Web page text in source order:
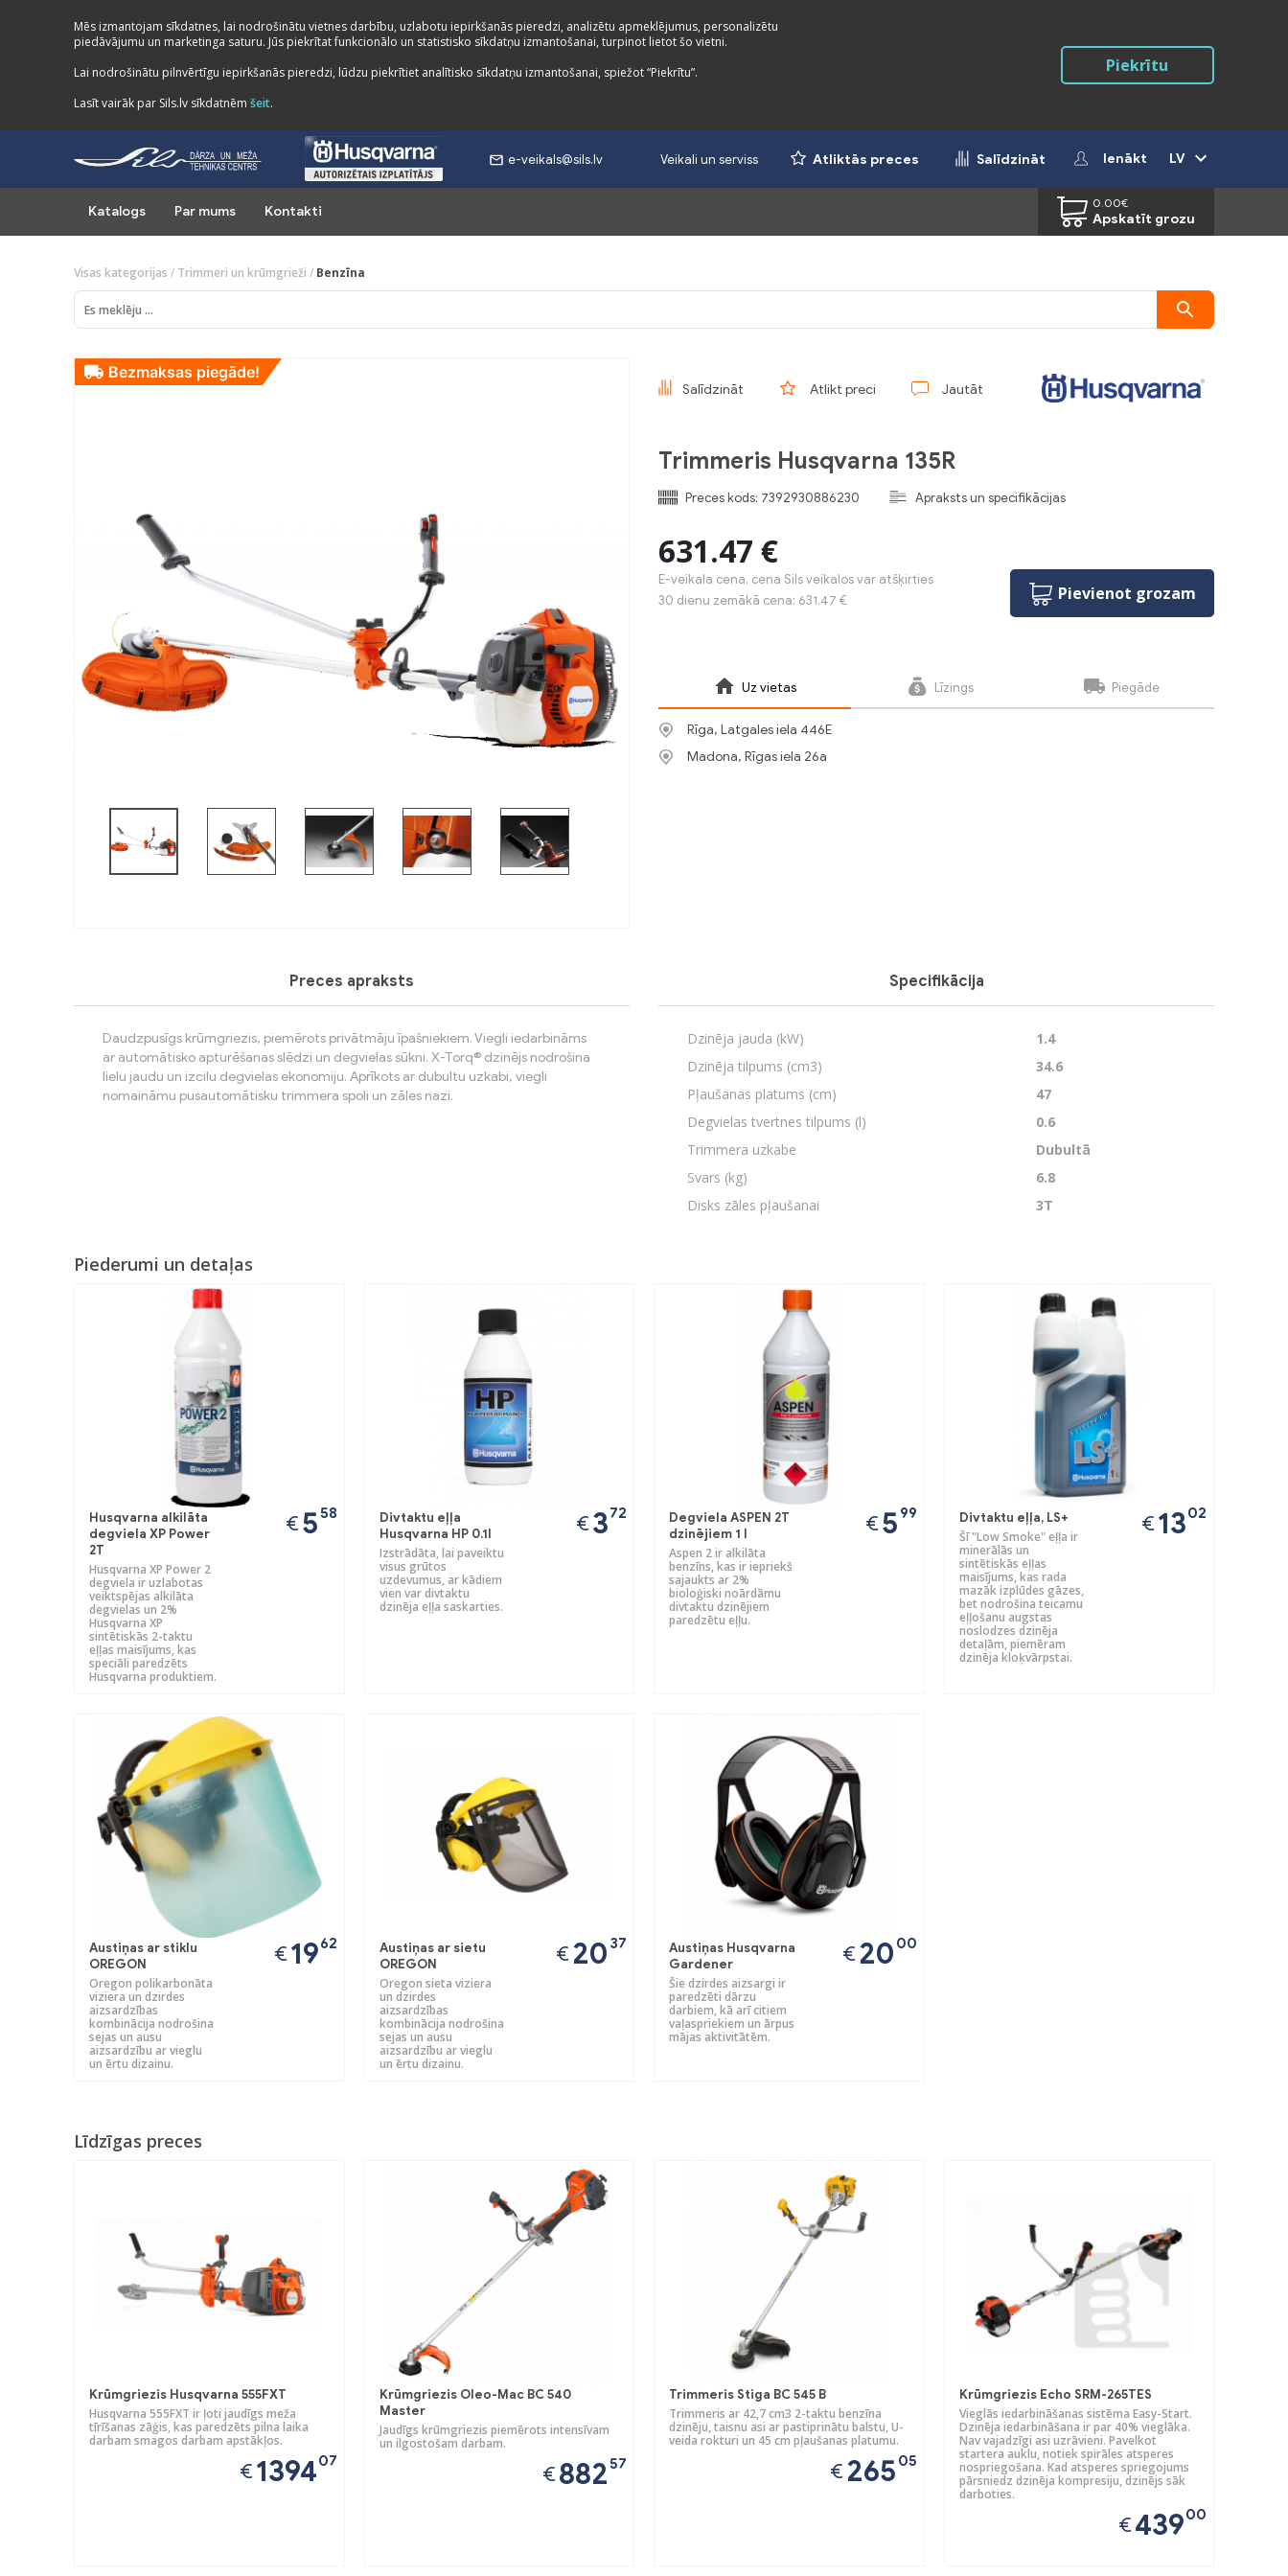
Mēs izmantojam sīkdatnes, lai nodrošinātu vietnes darbību, uzlabotu iepirkšanās pieredzi, analizētu apmeklējumus, personalizētu
piedāvājumu un marketinga saturu. Jūs piekrītat funkcionālo un statistisko sīkdatņu izmantošanai, turpinot lietot šo vietni.
Lai nodrošinātu pilnvērtīgu iepirkšanās pieredzi, lūdzu piekrītiet analītisko sīkdatņu izmantošanai, spiežot “Piekrītu”.
Lasīt vairāk par Sils.lv sīkdatnēm šeit.
Piekrītu
e-veikals@sils.lv Veikali un serviss Atliktās preces Salīdzināt Ienākt LV
Katalogs Par mums Kontakti
0.00€
Apskatīt grozu
Visas kategorijas / Trimmeri un krūmgrieži / Benzīna
Bezmaksas piegāde!
Next
Salīdzināt Atlikt preci Jautāt
Trimmeris Husqvarna 135R
Preces kods: 7392930886230 Apraksts un specifikācijas
631.47 €
E-veikala cena, cena Sils veikalos var atšķirties
30 dienu zemākā cena: 631.47 €
Pievienot grozam
Uz vietas Līzings Piegāde
Rīga, Latgales iela 446E
Madona, Rīgas iela 26a
Preces apraksts
Daudzpusīgs krūmgriezis, piemērots privātmāju īpašniekiem. Viegli iedarbināms
ar automātisko apturēšanas slēdzi un degvielas sūkni. X-Torq® dzinējs nodrošina
lielu jaudu un izcilu degvielas ekonomiju. Aprīkots ar dubultu uzkabi, viegli
nomaināmu pusautomātisku trimmera spoli un zāles nazi.
Specifikācija
Dzinēja jauda (kW)
1.4
Dzinēja tilpums (cm3)
34.6
Pļaušanas platums (cm)
47
Degvielas tvertnes tilpums (l)
0.6
Trimmera uzkabe
Dubultā
Svars (kg)
6.8
Disks zāles pļaušanai
3T
Piederumi un detaļas
Husqvarna alkilāta
degviela XP Power
2T
Husqvarna XP Power 2
degviela ir uzlabotas
veiktspējas alkilāta
degvielas un 2%
Husqvarna XP
sintētiskās 2-taktu
eļļas maisījums, kas
speciāli paredzēts
Husqvarna produktiem.
€558
Divtaktu eļļa
Husqvarna HP 0.1l
Izstrādāta, lai paveiktu
visus grūtos
uzdevumus, ar kādiem
vien var divtaktu
dzinēja eļļa saskarties.
€372
Degviela ASPEN 2T
dzinējiem 1 l
Aspen 2 ir alkilāta
benzīns, kas ir iepriekš
sajaukts ar 2%
bioloģiski noārdāmu
divtaktu dzinējiem
paredzētu eļļu.
€5 99
Divtaktu eļļa, LS+
Šī "Low Smoke" eļļa ir
minerālās un
sintētiskās eļļas
maisījums, kas rada
mazāk izplūdes gāzes,
bet nodrošina teicamu
eļļošanu augstas
noslodzes dzinēja
detaļām, piemēram
dzinēja kloķvārpstai.
€1302
Austiņas ar stiklu
OREGON
Oregon polikarbonāta
viziera un dzirdes
aizsardzības
kombinācija nodrošina
sejas un ausu
aizsardzību ar vieglu
un ērtu dizainu.
€1962
Austiņas ar sietu
OREGON
Oregon sieta viziera
un dzirdes
aizsardzības
kombinācija nodrošina
sejas un ausu
aizsardzību ar vieglu
un ērtu dizainu.
€20 37
Austiņas Husqvarna
Gardener
Šie dzirdes aizsargi ir
paredzēti dārzu
darbiem, kā arī citiem
vaļaspriekiem un ārpus
mājas aktivitātēm.
€ 20 00
Līdzīgas preces
Krūmgriezis Husqvarna 555FXT
Husqvarna 555FXT ir ļoti jaudīgs meža
tīrīšanas zāģis, kas paredzēts pilna laika
darbam smagos darbam apstākļos.
€139407
Krūmgriezis Oleo-Mac BC 540
Master
Jaudīgs krūmgriezis piemērots intensīvam
un ilgostošam darbam.
€88257
Trimmeris Stiga BC 545 B
Trimmeris ar 42,7 cm3 2-taktu benzīna
dzinēju, taisnu asi ar pastiprinātu balstu, U-
veida rokturi un 45 cm pļaušanas platumu.
€ 265 05
Krūmgriezis Echo SRM-265TES
Vieglās iedarbināšanas sistēma Easy-Start.
Dzinēja iedarbināšana ir par 40% vieglāka.
Nav vajadzīgi asi uzrāvieni. Pavelkot
startera auklu, notiek spirāles atsperes
nospriegošana. Kad atsperes spriegojums
pārsniedz dzinēja kompresiju, dzinējs sāk
darboties.
€43900